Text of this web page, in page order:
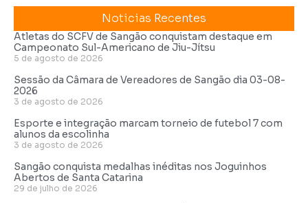
Noticias Recentes
Atletas do SCFV de Sangão conquistam destaque em
Campeonato Sul-Americano de Jiu-Jítsu
5 de agosto de 2026
Sessão da Câmara de Vereadores de Sangão dia 03-08-
2026
3 de agosto de 2026
Esporte e integração marcam torneio de futebol 7 com
alunos da escolinha
3 de agosto de 2026
Sangão conquista medalhas inéditas nos Joguinhos
Abertos de Santa Catarina
29 de julho de 2026